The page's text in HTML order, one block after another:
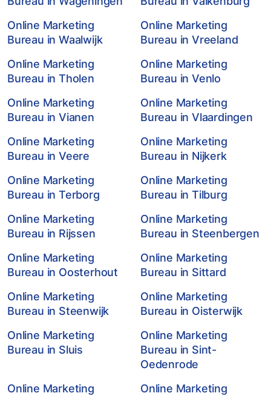
Online Marketing
Bureau in Waalwijk
Online Marketing
Bureau in Vreeland
Online Marketing
Bureau in Tholen
Online Marketing
Bureau in Venlo
Online Marketing
Bureau in Vianen
Online Marketing
Bureau in Vlaardingen
Online Marketing
Bureau in Veere
Online Marketing
Bureau in Nijkerk
Online Marketing
Bureau in Terborg
Online Marketing
Bureau in Tilburg
Online Marketing
Bureau in Rijssen
Online Marketing
Bureau in Steenbergen
Online Marketing
Bureau in Oosterhout
Online Marketing
Bureau in Sittard
Online Marketing
Bureau in Steenwijk
Online Marketing
Bureau in Oisterwijk
Online Marketing
Bureau in Sluis
Online Marketing
Bureau in Sint-
Oedenrode
Online Marketing
Online Marketing